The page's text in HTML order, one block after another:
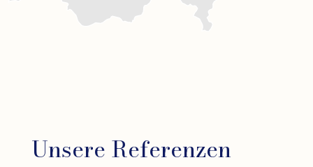
Unsere Referenzen